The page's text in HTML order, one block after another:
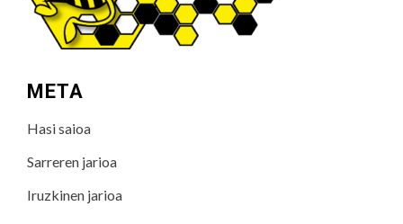
META
Hasi saioa
Sarreren jarioa
Iruzkinen jarioa